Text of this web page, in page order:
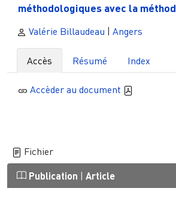
méthodologiques avec la
Valérie Billaudeau Angers
Accès Résumé Index
Accèder au document
Fichier
Publication | Article